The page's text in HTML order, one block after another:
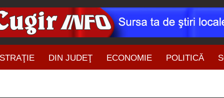
DIN JUDEŢ ECONOMIE POLITICĂ